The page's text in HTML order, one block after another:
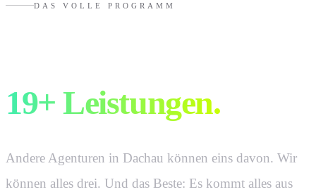
DAS VOLLE PROGRAMM
19+ Leistungen.
Andere Agenturen in Dachau können eins davon. Wir
können alles drei. Und das Beste: Es kommt alles aus